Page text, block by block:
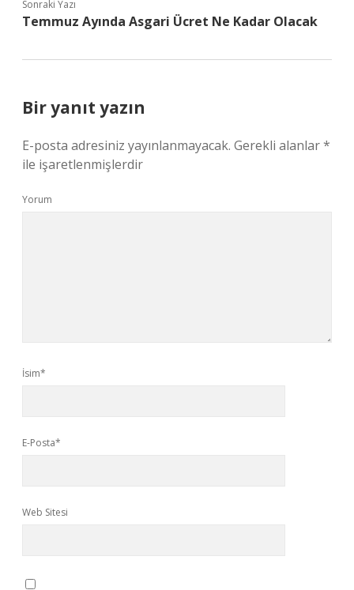
Sonraki Yazı
Temmuz Ayında Asgari Ücret Ne Kadar Olacak
Bir yanıt yazın
E-posta adresiniz yayınlanmayacak. Gerekli alanlar*
ile işaretlenmişlerdir
Yorum
İsim*
E-Posta*
Web Sitesi